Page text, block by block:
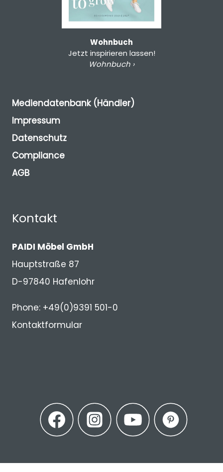
Wohnbuch
Jetzt inspirieren lassen!
Wohnbuch ›
Mediendatenbank (Händler)
Impressum
Datenschutz
Compliance
AGB
Kontakt
PAIDI Möbel GmbH
Hauptstraße 87
D-97840 Hafenlohr
Phone: +49(0)9391 501-0
Kontaktformular